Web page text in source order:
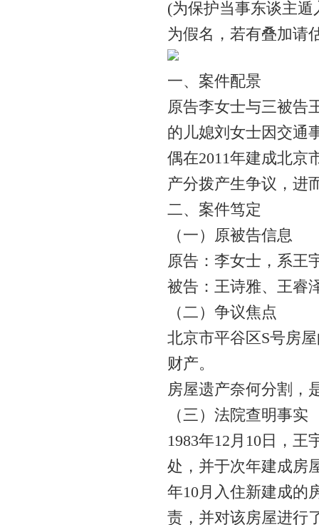
(为保护当事东谈主
为假名，若有叠加请
一、案件配景
原告李女士与三被告
的儿媳刘女士因交通
偶在2011年建成北京
产分拨产生争议，进
二、案件笃定
（一）原被告信息
原告：李女士，系王
被告：王诗雅、王睿
（二）争议焦点
北京市平谷区S号房
财产。
房屋遗产奈何分割，
（三）法院查明事实
1983年12月10日，
处，并于次年建成房
年10月入住新建成的
责，并对该房屋进行